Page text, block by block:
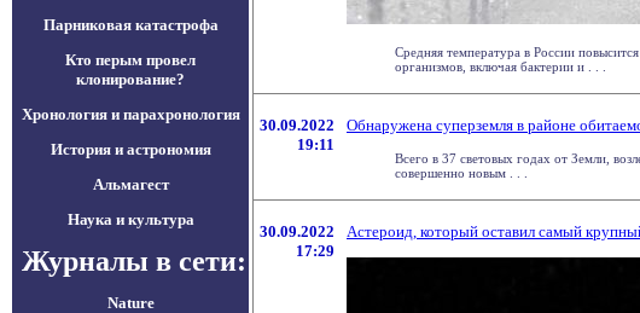
Парниковая катастрофа
Кто перым провел
клонирование?
Хронология и парахронология
История и астрономия
Альмагест
Наука и культура
Журналы в сети:
Nature
Средняя температура в России
организмов, включая бактерии и . . .
30.09.2022
19:11
Обнаружена суперземля в районе
Всего в 37 световых годах от Земли,
совершенно новым . . .
30.09.2022
17:29
Астероид, который оставил самый